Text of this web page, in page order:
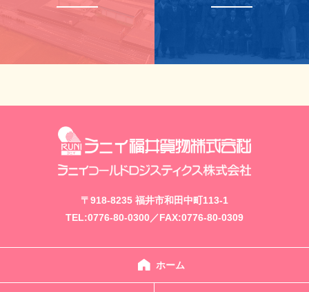
〒918-8235 福井市和田中町113-1
TEL:0776-80-0300／FAX:0776-80-0309
ホーム